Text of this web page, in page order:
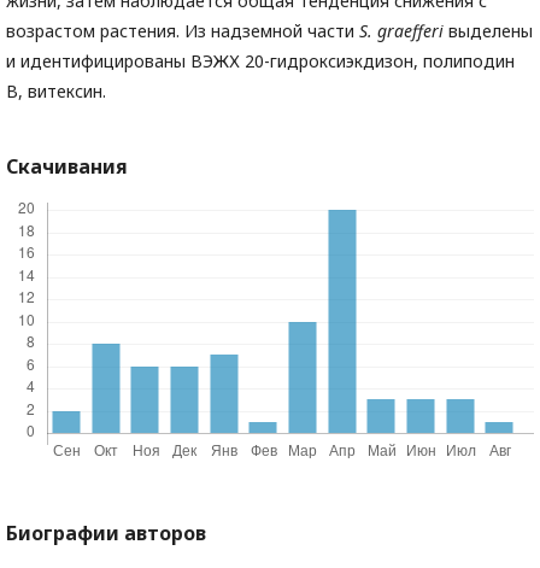
возрастом растения. Из надземной части S. graefferi выделены
и идентифицированы ВЭЖХ 20-гидроксиэкдизон, полиподин
В, витексин.
Скачивания
Биографии авторов